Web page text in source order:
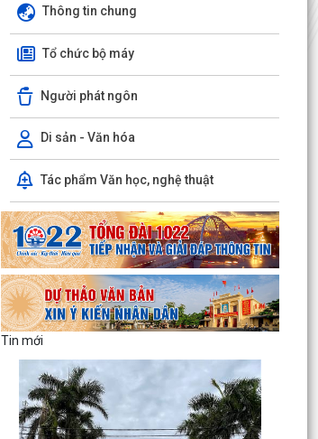
Thông tin chung
Tổ chức bộ máy
Người phát ngôn
Di sản - Văn hóa
Tác phẩm Văn học, nghệ thuật
Tin mới